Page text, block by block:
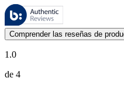
Estas reseñas las gestiona
Las opiniones de los clientes
Comprender las reseñas de
1.0
de 4